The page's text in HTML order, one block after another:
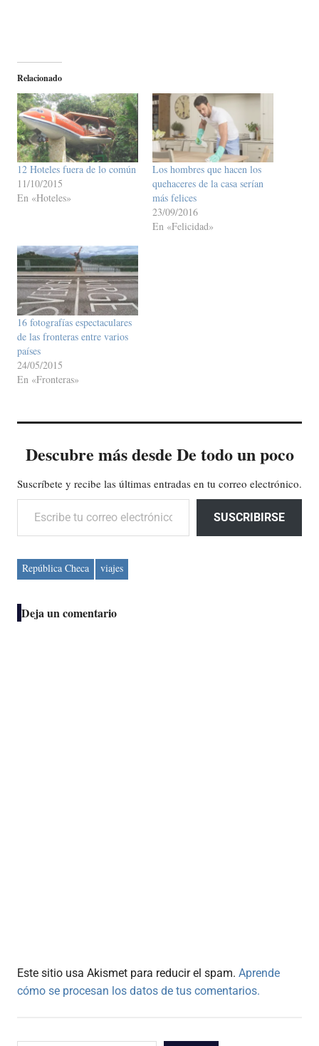
Relacionado
12 Hoteles fuera de lo común
11/10/2015
En «Hoteles»
Los hombres que hacen los
quehaceres de la casa serían
más felices
23/09/2016
En «Felicidad»
16 fotografías espectaculares
de las fronteras entre varios
países
24/05/2015
En «Fronteras»
Descubre más desde De todo un poco
Suscríbete y recibe las últimas entradas en tu correo electrónico.
Escribe tu correo electrónico…
SUSCRIBIRSE
República Checa viajes
Deja un comentario
Este sitio usa Akismet para reducir el spam. Aprende
cómo se procesan los datos de tus comentarios.